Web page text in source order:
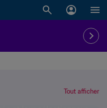
Tout afficher